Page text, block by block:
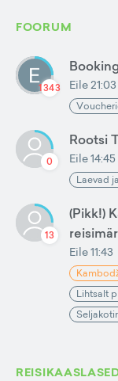
FOORUM
1343 Eile 21:03
0
Rootsi
Eile 14:45
Laevad
13
(Pikk!)
Eile 11:43
Lihtsalt